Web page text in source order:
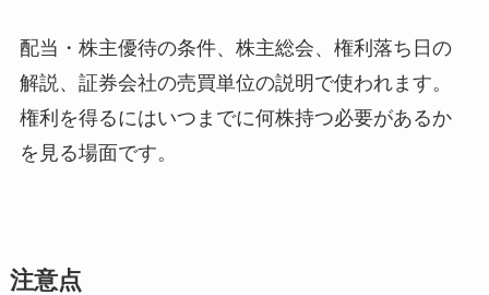
配当・株主優待の条件、株主総会、権利落ち日の
解説、証券会社の売買単位の説明で使われます。
権利を得るにはいつまでに何株持つ必要があるか
を見る場面です。
注意点